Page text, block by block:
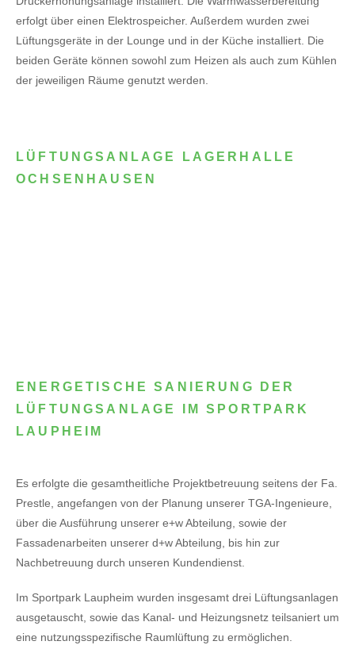
erfolgt über einen Elektrospeicher. Außerdem wurden zwei
Lüftungsgeräte in der Lounge und in der Küche installiert. Die
beiden Geräte können sowohl zum Heizen als auch zum Kühlen
der jeweiligen Räume genutzt werden.
LÜFTUNGSANLAGE LAGERHALLE
OCHSENHAUSEN
ENERGETISCHE SANIERUNG DER
LÜFTUNGSANLAGE IM SPORTPARK
LAUPHEIM
Es erfolgte die gesamtheitliche Projektbetreuung seitens der Fa.
Prestle, angefangen von der Planung unserer TGA-Ingenieure,
über die Ausführung unserer e+w Abteilung, sowie der
Fassadenarbeiten unserer d+w Abteilung, bis hin zur
Nachbetreuung durch unseren Kundendienst.
Im Sportpark Laupheim wurden insgesamt drei Lüftungsanlagen
ausgetauscht, sowie das Kanal- und Heizungsnetz teilsaniert um
eine nutzungsspezifische Raumlüftung zu ermöglichen.